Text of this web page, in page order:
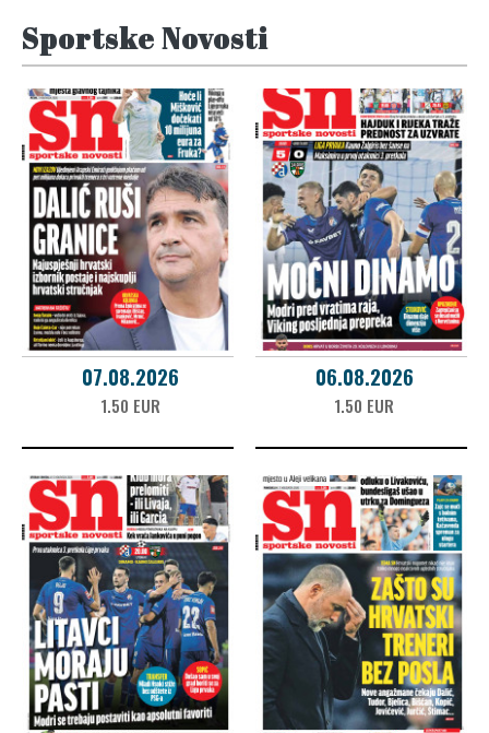
Sportske Novosti
07.08.2026
1.50 EUR
06.08.2026
1.50 EUR